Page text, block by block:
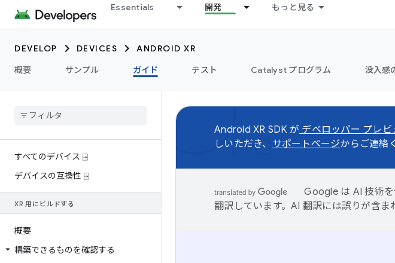
Essentials 開発 もっと見る
DEVELOP DEVICES
ANDROID XR
概要
サンプル ガイド テスト Catalyst プログラム 没入感
すべてのデバイス ⍈
デバイスの互換性 ⍈
XR 用にビルドする
概要
構築できるものを確認する
Android XR SDK が デベロッパー プレビ
しいただき、 サポートページからご連絡
Google は AI 技術
翻訳しています。AI 翻訳には誤りが含ま